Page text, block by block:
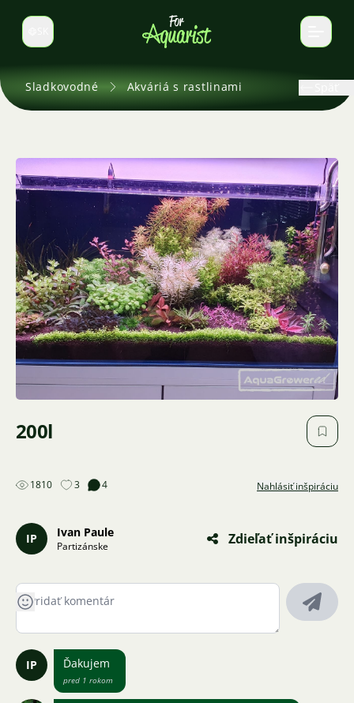
Prepnúť jazyk
Sladkovodné Akváriá s rastlinami
200l
1810 3 4 Nahlásiť inšpiráciu
IP Ivan Paule
Partizánske Zdieľať inšpiráciu
IP Ďakujem
pred 1 rokom